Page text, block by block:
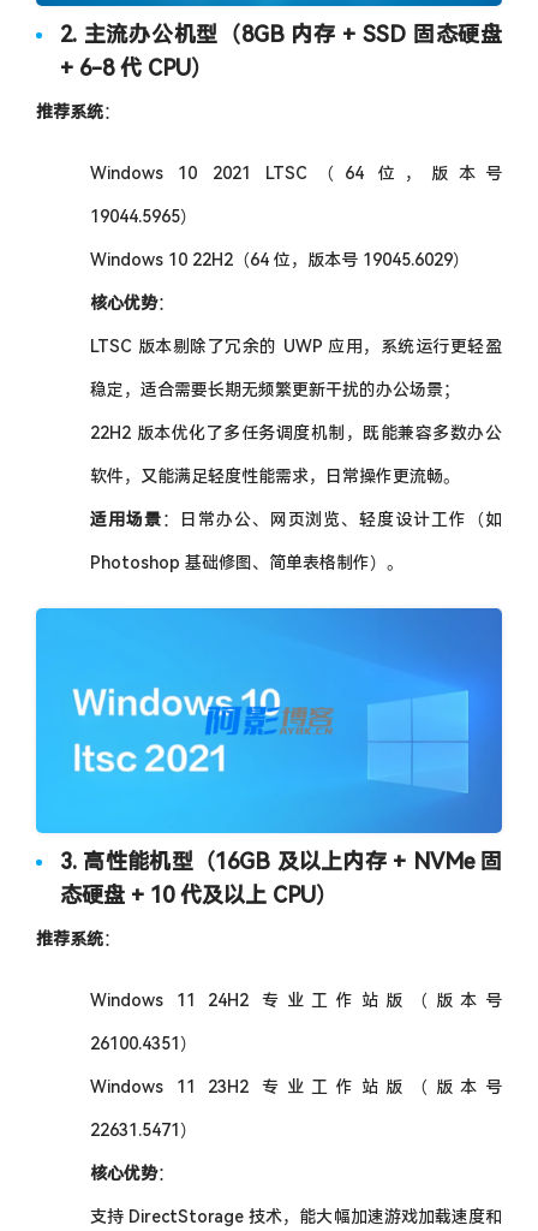
2. 主流办公机型（8GB 内存 + SSD 固态硬盘
+ 6-8 代 CPU）
推荐系统：
Windows 10 2021 LTSC（64 位，版本号
19044.5965）
Windows 10 22H2（64 位，版本号 19045.6029）
核心优势：
LTSC 版本剔除了冗余的 UWP 应用，系统运行更轻盈
稳定，适合需要长期无频繁更新干扰的办公场景；
22H2 版本优化了多任务调度机制，既能兼容多数办公
软件，又能满足轻度性能需求，日常操作更流畅。
适用场景：日常办公、网页浏览、轻度设计工作（如
Photoshop 基础修图、简单表格制作）。
3. 高性能机型（16GB 及以上内存 + NVMe 固
态硬盘 + 10 代及以上 CPU）
推荐系统：
Windows 11 24H2 专业工作站版（版本号
26100.4351）
Windows 11 23H2 专业工作站版（版本号
22631.5471）
核心优势：
支持 DirectStorage 技术，能大幅加速游戏加载速度和